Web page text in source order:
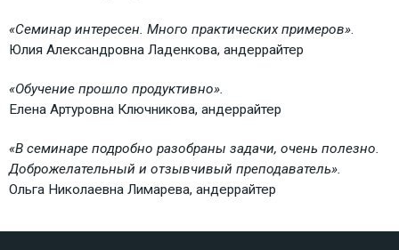
«Семинар интересен. Много практических примеров».
Юлия Александровна Ладенкова, андеррайтер
«Обучение прошло продуктивно».
Елена Артуровна Ключникова, андеррайтер
«В семинаре подробно разобраны задачи, очень полезно.
Доброжелательный и отзывчивый преподаватель».
Ольга Николаевна Лимарева, андеррайтер